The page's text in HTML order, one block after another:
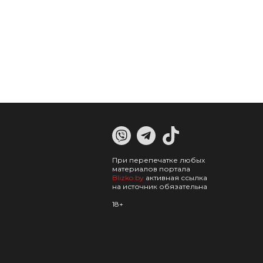
При перепечатке любых
материалов портала
Blizko.by активная ссылка
на источник обязательна
18+